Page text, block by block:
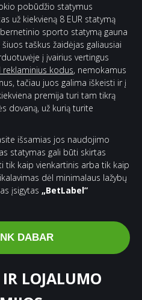
pobūdžio statymus
už kiekvieną 8 EUR statymą
sporto statymą gauna
taškus žaidėjas galiausiai
į įvairius vertingus
reklaminius kodus, nemokamus
tačiau juos galima iškeisti ir į
premija turi tam tikrą
dovaną, už kurią turite
išsamias jos naudojimo
statymas gali būti skirtas
tik kaip vienkartinis arba tik kaip
dėl minimalaus lažybų
įsigytas „BetLabel”
DABAR
LOJALUMO